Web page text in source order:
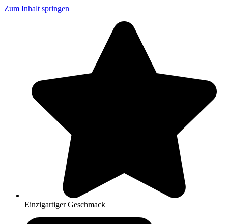
Zum Inhalt springen
Einzigartiger Geschmack